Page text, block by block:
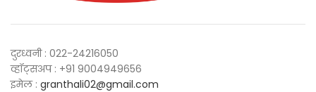
दुरध्वनी : 022-24216050
व्हॉट्सअप : +91 9004949656
इमेल : granthali02@gmail.com